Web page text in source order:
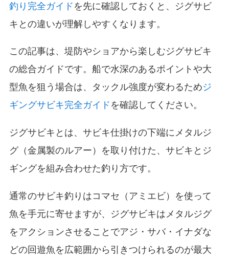
釣り完全ガイド を先に確認しておくと、ジグサビ
キとの違いが理解しやすくなります。
この記事は、堤防やショアから楽しむジグサビキ
の総合ガイドです。船で水深のあるポイントや大
型魚を狙う場合は、タックル強度が変わるためジ
ギングサビキ完全ガイド を確認してください。
ジグサビキとは、サビキ仕掛けの下端にメタルジ
グ（金属製のルアー）を取り付けた、サビキとジ
ギングを組み合わせた釣り方です。
通常のサビキ釣りはコマセ（アミエビ）を使って
魚を手元に寄せますが、ジグサビキはメタルジグ
をアクションさせることでアジ・サバ・イナダな
どの回遊魚を広範囲から引きつけられるのが最大